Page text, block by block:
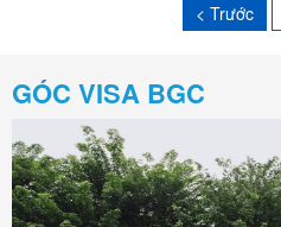
< Trước
GÓC VISA BGC